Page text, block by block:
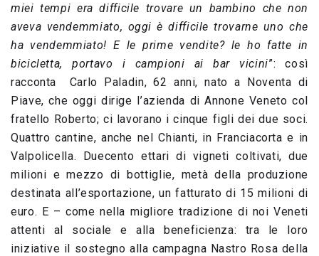
miei tempi era difficile trovare un bambino che non
aveva vendemmiato, oggi è difficile trovarne uno che
ha vendemmiato! E le prime vendite? le ho fatte in
bicicletta, portavo i campioni ai bar vicini”: così
racconta Carlo Paladin, 62 anni, nato a Noventa di
Piave, che oggi dirige l’azienda di Annone Veneto col
fratello Roberto; ci lavorano i cinque figli dei due soci.
Quattro cantine, anche nel Chianti, in Franciacorta e in
Valpolicella. Duecento ettari di vigneti coltivati, due
milioni e mezzo di bottiglie, metà della produzione
destinata all’esportazione, un fatturato di 15 milioni di
euro. E – come nella migliore tradizione di noi Veneti
attenti al sociale e alla beneficienza: tra le loro
iniziative il sostegno alla campagna Nastro Rosa della